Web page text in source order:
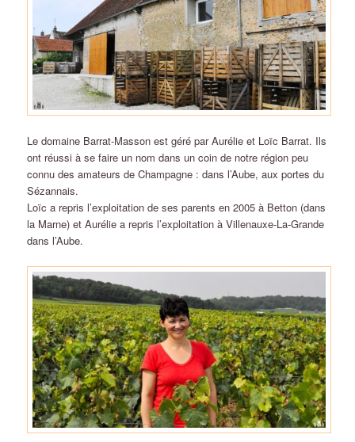
Le domaine Barrat-Masson est géré par Aurélie et Loïc Barrat. Ils
ont réussi à se faire un nom dans un coin de notre région peu
connu des amateurs de Champagne : dans l’Aube, aux portes du
Sézannais.
Loïc a repris l’exploitation de ses parents en 2005 à Betton (dans
la Marne) et Aurélie a repris l’exploitation à Villenauxe-La-Grande
dans l’Aube.